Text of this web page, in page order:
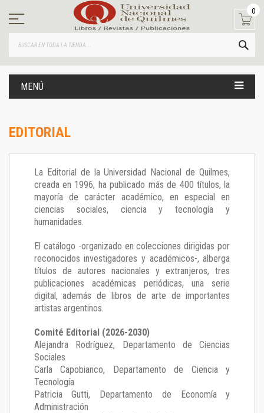
contenido
0
MENÚ
EDITORIAL
La Editorial de la Universidad Nacional de Quilmes,
creada en 1996, ha publicado más de 400 títulos, la
mayoría de carácter académico, en especial en
ciencias sociales, ciencia y tecnología y
humanidades.
El catálogo -organizado en colecciones dirigidas por
reconocidos investigadores y académicos-, alberga
títulos de autores nacionales y extranjeros, tres
publicaciones académicas periódicas, una serie
digital, además de libros de arte de importantes
artistas argentinos.
Comité Editorial (2026-2030)
Alejandra Rodríguez, Departamento de Ciencias
Sociales
Carla Capobianco, Departamento de Ciencia y
Tecnología
Patricia Gutti, Departamento de Economía y
Administración